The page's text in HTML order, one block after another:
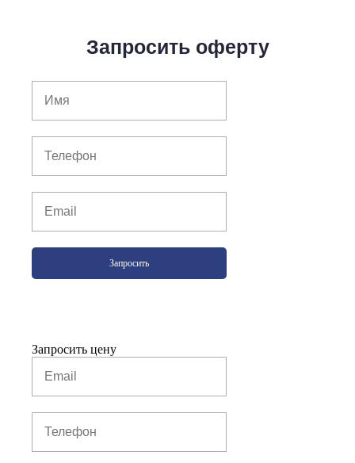
Запросить оферту
Запросить
Запросить цену